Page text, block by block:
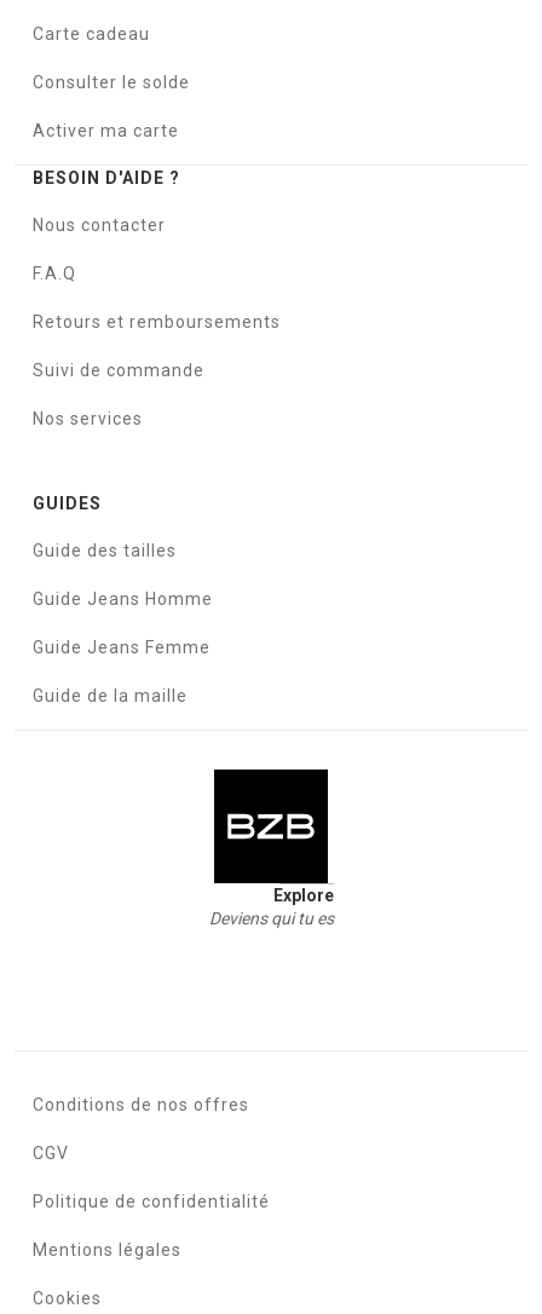
Carte cadeau
Consulter le solde
Activer ma carte
BESOIN D'AIDE ?
Nous contacter
F.A.Q
Retours et remboursements
Suivi de commande
Nos services
GUIDES
Guide des tailles
Guide Jeans Homme
Guide Jeans Femme
Guide de la maille
Explore
Deviens qui tu es
Conditions de nos offres
CGV
Politique de confidentialité
Mentions légales
Cookies